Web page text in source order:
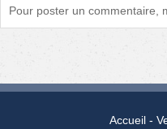
Pour poster un commentaire,
Accueil